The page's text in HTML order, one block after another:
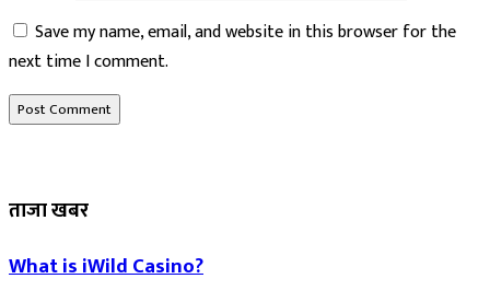
Save my name, email, and website in this browser for the
next time I comment.
ताजा खबर
What is iWild Casino?